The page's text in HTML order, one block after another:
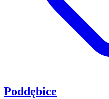
Poddębice